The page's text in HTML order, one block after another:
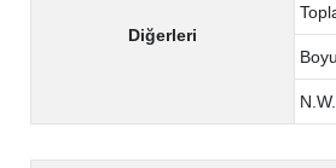
Diğerleri
N.W.